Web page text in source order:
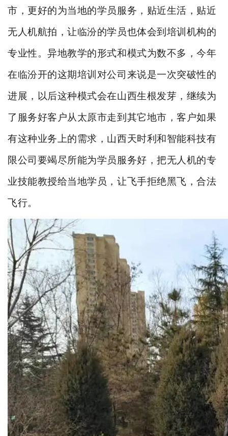
市，更好的为当地的学员服务，贴近生活，贴近
无人机航拍，让临汾的学员也体会到培训机构的
专业性。异地教学的形式和模式为数不多，今年
在临汾开的这期培训对公司来说是一次突破性的
进展，以后这种模式会在山西生根发芽，继续为
了服务好客户从太原市走到其它地市，客户如果
有这种业务上的需求，山西天时利和智能科技有
限公司要竭尽所能为学员服务好，把无人机的专
业技能教授给当地学员，让飞手拒绝黑飞，合法
飞行。